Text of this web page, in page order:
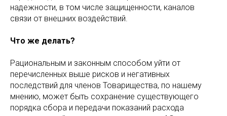
надежности, в том числе защищенности, каналов
связи от внешних воздействий.
Что же делать?
Рациональным и законным способом уйти от
перечисленных выше рисков и негативных
последствий для членов Товарищества, по нашему
мнению, может быть сохранение существующего
порядка сбора и передачи показаний расхода